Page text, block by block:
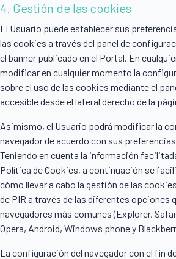
4. Gestión de las cookies
El Usuario puede establecer sus
las cookies a través del panel de
el banner publicado en el Portal. En
modificar en cualquier momento la
sobre el uso de las cookies mediante el
accesible desde el lateral derecho de la
Asimismo, el Usuario podrá modificar la
navegador de acuerdo con sus
Teniendo en cuenta la información
Política de Cookies, a continuación se
cómo llevar a cabo la gestión de las
de PIR a través de las diferentes opciones
navegadores más comunes (Explorer,
Opera, Android, Windows phone y
La configuración del navegador con el fin